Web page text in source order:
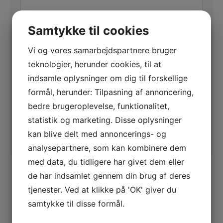
CAPTCHA
Kontakt os
Du er velkommen til at kontakte os på
Samtykke til cookies
Vi og vores samarbejdspartnere bruger
teknologier, herunder cookies, til at
indsamle oplysninger om dig til forskellige
formål, herunder: Tilpasning af annoncering,
bedre brugeroplevelse, funktionalitet,
statistik og marketing. Disse oplysninger
kan blive delt med annoncerings- og
analysepartnere, som kan kombinere dem
med data, du tidligere har givet dem eller
de har indsamlet gennem din brug af deres
tjenester. Ved at klikke på 'OK' giver du
samtykke til disse formål.